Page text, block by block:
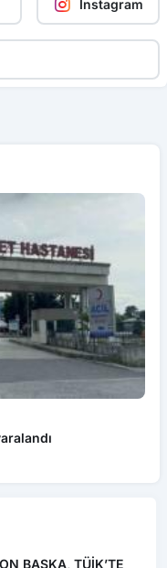
Instagram
BAŞKA, TÜİK’TE